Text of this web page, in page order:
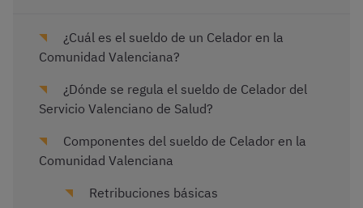
¿Cuál es el sueldo de un Celador en la
Comunidad Valenciana?
¿Dónde se regula el sueldo de Celador del
Servicio Valenciano de Salud?
Componentes del sueldo de Celador en la
Comunidad Valenciana
Retribuciones básicas